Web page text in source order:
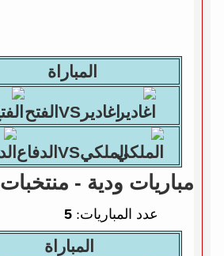
المباراة
اغاديرVSالفتح
الملكيVSالدفاع
مباريات ودية - منتخبات
عدد المباريات: 5
المباراة